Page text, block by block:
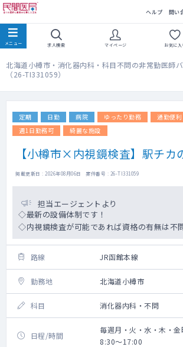
ヘルプ 問い
求人検索 マイページ お気に入
北海道小樽市・消化器内科・科目不問の非常勤医師
（26-TI331059）
定期 日勤 病院 ゆったり勤務 通勤便利
週1日勤務可
綺麗な施設
【小樽市×内視鏡検査】駅チカ
掲載更新日 : 2026年08月06日 案件番号 : 26-TI331059
担当エージェントより
◇最新の設備体制です！
◇内視鏡検査が可能であれば資格の有無は不
路線 JR函館本線
勤務地 北海道小樽市
科目 消化器内科・不問
日程/時間
毎週月・火・水・木・金
8:30～17:00